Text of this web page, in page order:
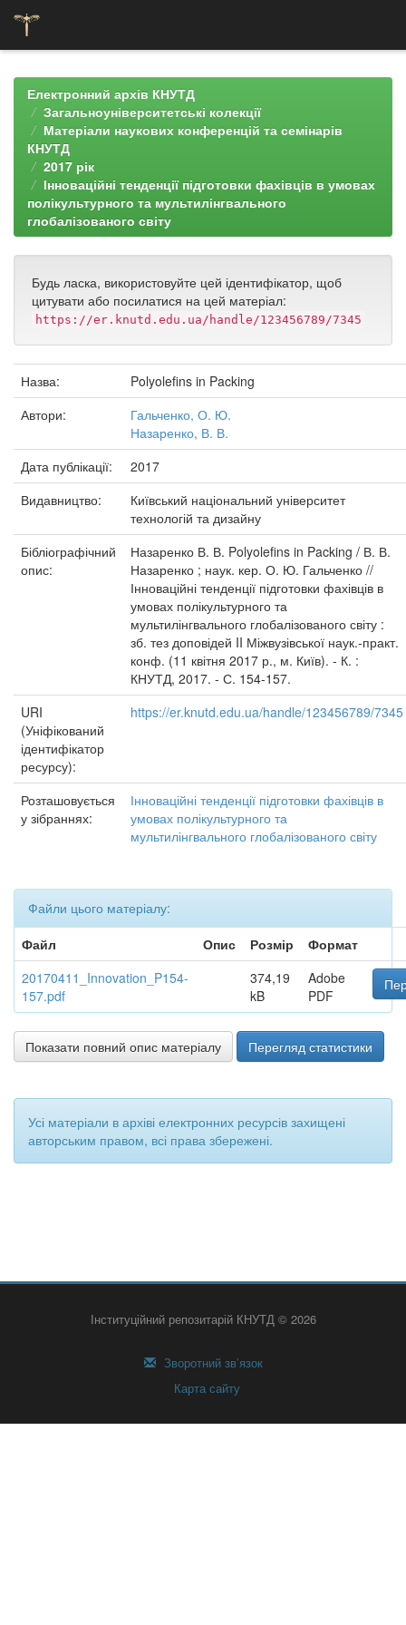
navigationЕлектронний архів КНУТД
Загальноуніверситетські колекції
Матеріали наукових конференцій та семінарів
КНУТД
2017 рік
Інноваційні тенденції підготовки фахівців в умовах
полікультурного та мультилінгвального
глобалізованого світу
Будь ласка, використовуйте цей ідентифікатор, щоб
цитувати або посилатися на цей матеріал:
https://er.knutd.edu.ua/handle/123456789/7345
Назва:
Polyolefins in Packing
Автори:
Гальченко, О. Ю.
Назаренко, В. В.
Дата публікації:
2017
Видавництво:
Київський національний університет
технологій та дизайну
Бібліографічний
опис:
Назаренко В. В. Polyolefins in Packing / В. В.
Назаренко ; наук. кер. О. Ю. Гальченко //
Інноваційні тенденції підготовки фахівців в
умовах полікультурного та
мультилінгвального глобалізованого світу :
зб. тез доповідей II Міжвузівської наук.-практ.
конф. (11 квітня 2017 р., м. Київ). - К. :
КНУТД, 2017. - С. 154-157.
URI
(Уніфікований
ідентифікатор
ресурсу):
https://er.knutd.edu.ua/handle/123456789/7345
Розташовується
у зібраннях:
Інноваційні тенденції підготовки фахівців в
умовах полікультурного та
мультилінгвального глобалізованого світу
Файли цього матеріалу:
Файл
Опис Розмір
Формат
20170411_Innovation_P154-
157.pdf
374,19
kB
Adobe
PDF
Показати повний опис матеріалу Перегляд статистики
Усі матеріали в архіві електронних ресурсів захищені
авторським правом, всі права збережені.
Інституційний репозитарій КНУТД © 2026
Зворотний зв’язок
Карта сайту